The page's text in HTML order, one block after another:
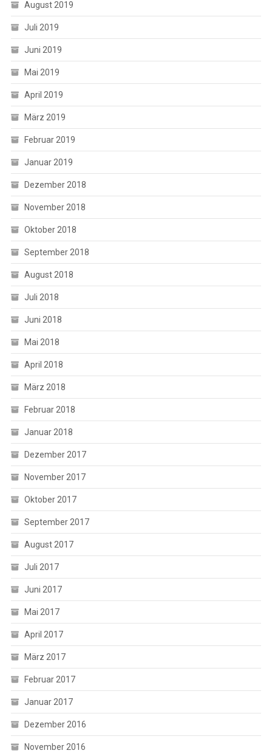
August 2019
Juli 2019
Juni 2019
Mai 2019
April 2019
März 2019
Februar 2019
Januar 2019
Dezember 2018
November 2018
Oktober 2018
September 2018
August 2018
Juli 2018
Juni 2018
Mai 2018
April 2018
März 2018
Februar 2018
Januar 2018
Dezember 2017
November 2017
Oktober 2017
September 2017
August 2017
Juli 2017
Juni 2017
Mai 2017
April 2017
März 2017
Februar 2017
Januar 2017
Dezember 2016
November 2016